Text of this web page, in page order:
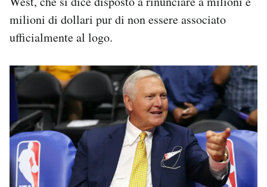
milioni di dollari pur di non essere associato
ufficialmente al logo.